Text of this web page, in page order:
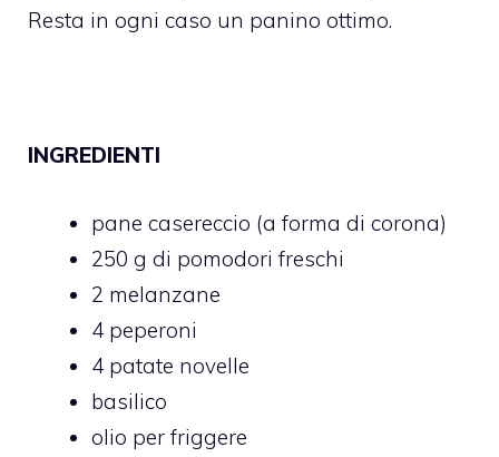
Resta in ogni caso un panino ottimo.
INGREDIENTI
pane casereccio (a forma di corona)
250 g di pomodori freschi
2 melanzane
4 peperoni
4 patate novelle
basilico
olio per friggere